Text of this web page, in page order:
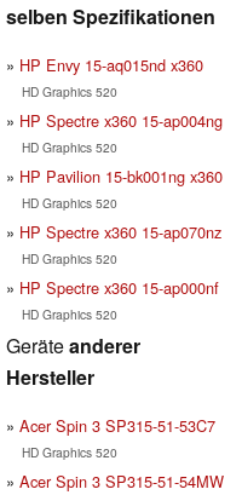
selben Spezifikationen
HP Envy 15-aq015nd x360
HD Graphics 520
HP Spectre x360 15-ap004ng
HD Graphics 520
HP Pavilion 15-bk001ng x360
HD Graphics 520
HP Spectre x360 15-ap070nz
HD Graphics 520
HP Spectre x360 15-ap000nf
HD Graphics 520
Geräteanderer
Hersteller
Acer Spin 3 SP315-51-53C7
HD Graphics 520
Acer Spin 3 SP315-51-54MW